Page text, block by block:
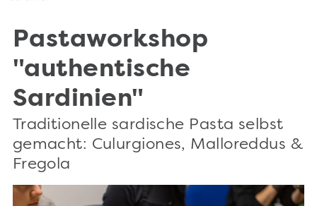
Pastaworkshop
"authentische
Sardinien"
Traditionelle sardische Pasta selbst
gemacht: Culurgiones, Malloreddus &
Fregola